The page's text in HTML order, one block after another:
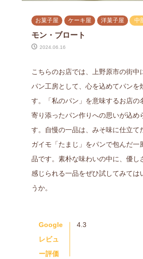
お菓子屋 ケーキ屋 洋菓子屋 中
モン・ブロート
2024.06.16
こちらのお店では、上野原市の街中
パン工房として、心を込めてパンを
す。「私のパン」を意味するお店の
寄り添ったパン作りへの思いが込め
す。自慢の一品は、みそ味に仕立て
ガイモ「たまじ」をパンで包んだ一
品です。素朴な味わいの中に、優し
感じられる一品をぜひ試してみては
うか。
Google
レビュ
ー評価
4.3